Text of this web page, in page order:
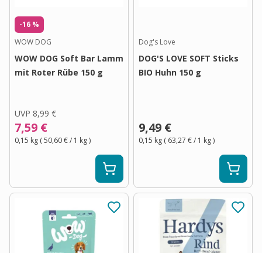
-16 %
WOW DOG
WOW DOG Soft Bar Lamm
mit Roter Rübe 150 g
UVP 8,99 €
7,59 €
0,15 kg (50,60 €/ 1 kg)
Dog's Love
DOG'S LOVE SOFT Sticks
BIO Huhn 150 g
9,49 €
0,15 kg ( 63,27 €/ 1 kg)